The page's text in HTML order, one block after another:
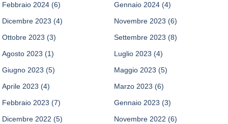
Febbraio 2024 (6) Gennaio 2024 (4)
Dicembre 2023 (4) Novembre 2023 (6)
Ottobre 2023 (3) Settembre 2023 (8)
Agosto 2023 (1) Luglio 2023 (4)
Giugno 2023 (5) Maggio 2023 (5)
Aprile 2023 (4) Marzo 2023 (6)
Febbraio 2023 (7) Gennaio 2023 (3)
Dicembre 2022 (5) Novembre 2022 (6)